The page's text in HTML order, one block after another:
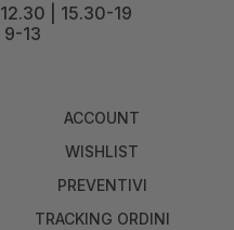
| 15.30-19
9-13
ACCOUNT
WISHLIST
PREVENTIVI
TRACKING ORDINI